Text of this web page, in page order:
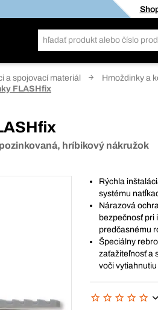
a spojovací materiál Hmoždinky a
FLASHfix
hríbikový nákružok
Rýchla
systému
Nárazová
bezpečnosť pri
predčasnému
Špeciálny
zaťažiteľnosť a
voči vytiahnutiu